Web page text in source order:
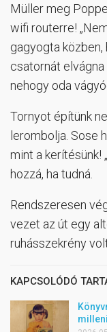
Müller meg
wifi routerre!
gagyogta
csatornát
nehogy oda
Tornyot építünk
lerombolja. Sose
mint a kerítésünk!
hozzá, ha tudná.
Rendszeresen
vezet az út egy
ruhásszekrény
KAPCSOLÓDÓ